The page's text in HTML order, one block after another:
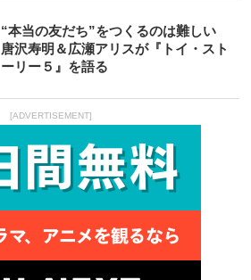
“本当の友だち”をつくるのは難しい
唐沢寿明＆広瀬アリスが『トイ・スト
ーリー５』を語る
[ADVERTISEMENT]